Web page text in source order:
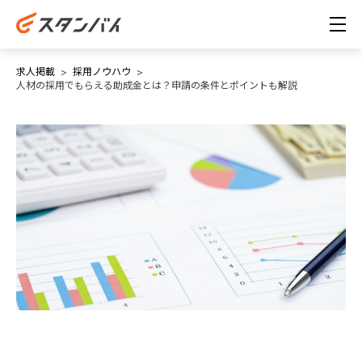
求人掲載
採用ノウハウ
人材の採用でもらえる助成金とは？申請の条件とポイントも解説